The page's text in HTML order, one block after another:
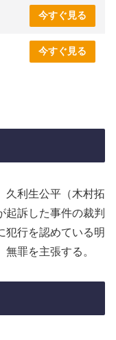
今すぐ見る
今すぐ見る
久利生公平（木村拓
起訴した事件の裁判
犯行を認めている明
罪を主張する。